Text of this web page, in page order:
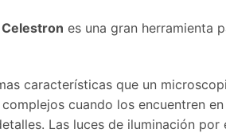
es una gran herramienta
características que un
cuando los encuentren
Las luces de iluminación